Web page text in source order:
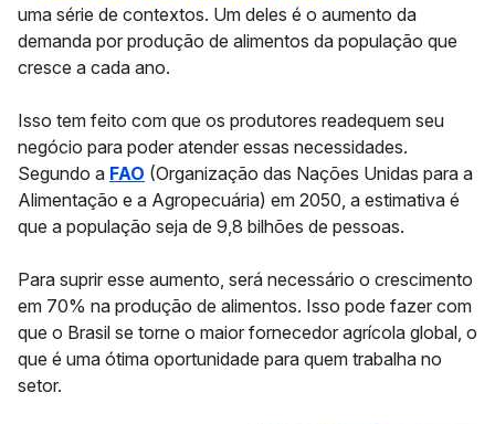
uma série de contextos. Um deles é o aumento da
demanda por produção de alimentos da população que
cresce a cada ano.
Isso tem feito com que os produtores readequem seu
negócio para poder atender essas necessidades.
Segundo a FAO (Organização das Nações Unidas para a
Alimentação e a Agropecuária) em 2050, a estimativa é
que a população seja de 9,8 bilhões de pessoas.
Para suprir esse aumento, será necessário o crescimento
em 70% na produção de alimentos. Isso pode fazer com
que o Brasil se torne o maior fornecedor agrícola global, o
que é uma ótima oportunidade para quem trabalha no
setor.